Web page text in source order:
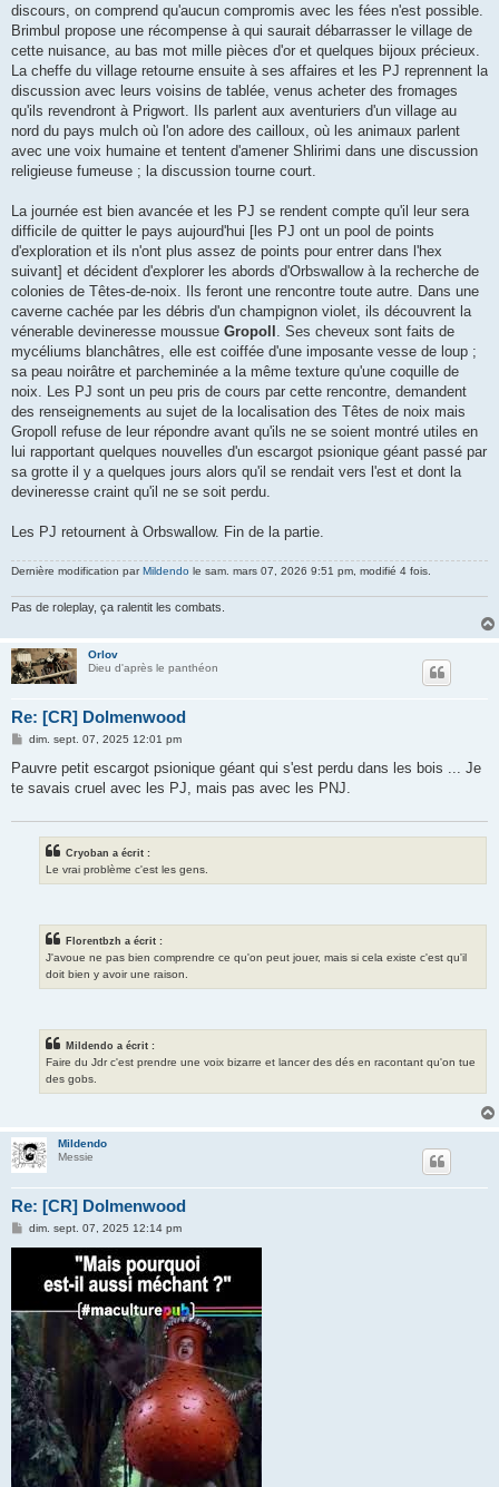
discours, on comprend qu'aucun compromis avec les fées n'est possible.
Brimbul propose une récompense à qui saurait débarrasser le village de
cette nuisance, au bas mot mille pièces d'or et quelques bijoux précieux.
La cheffe du village retourne ensuite à ses affaires et les PJ reprennent la
discussion avec leurs voisins de tablée, venus acheter des fromages
qu'ils revendront à Prigwort. Ils parlent aux aventuriers d'un village au
nord du pays mulch où l'on adore des cailloux, où les animaux parlent
avec une voix humaine et tentent d'amener Shlirimi dans une discussion
religieuse fumeuse ; la discussion tourne court.
La journée est bien avancée et les PJ se rendent compte qu'il leur sera
difficile de quitter le pays aujourd'hui [les PJ ont un pool de points
d'exploration et ils n'ont plus assez de points pour entrer dans l'hex
suivant] et décident d'explorer les abords d'Orbswallow à la recherche de
colonies de Têtes-de-noix. Ils feront une rencontre toute autre. Dans une
caverne cachée par les débris d'un champignon violet, ils découvrent la
vénerable devineresse moussue Gropoll
. Ses cheveux sont faits de
mycéliums blanchâtres, elle est coiffée d'une imposante vesse de loup ;
sa peau noirâtre et parcheminée a la même texture qu'une coquille de
noix. Les PJ sont un peu pris de cours par cette rencontre, demandent
des renseignements au sujet de la localisation des Têtes de noix mais
Gropoll refuse de leur répondre avant qu'ils ne se soient montré utiles en
lui rapportant quelques nouvelles d'un escargot psionique géant passé par
sa grotte il y a quelques jours alors qu'il se rendait vers l'est et dont la
devineresse craint qu'il ne se soit perdu.
Les PJ retournent à Orbswallow. Fin de la partie.
Dernière modification parMildendo le sam. mars 07, 2026 9:51 pm, modifié 4 fois.
Pas de roleplay, ça ralentit les combats.
Orlov
Dieu d'après le panthéon
Re: [CR] Dolmenwood
M
s
a
dim. sept. 07, 2025 12:01 pm
Pauvre petit escargot psionique géant qui s'est perdu dans les bois ... Je
te savais cruel avec les PJ, mais pas avec les PNJ.
Cryoban a écrit :
Le vrai problème c'est les gens.
Florentbzh a écrit :
J'avoue ne pas bien comprendre ce qu'on peut jouer, mais si cela existe c'est qu'il
doit bien y avoir une raison.
Mildendo a écrit :
Faire du Jdr c'est prendre une voix bizarre et lancer des dés en racontant qu'on tue
des gobs.
Mildendo
Messie
Re: [CR] Dolmenwood
Mdim. sept. 07, 2025 12:14 pm